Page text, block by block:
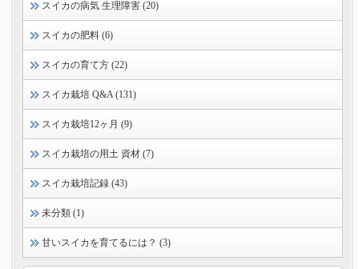
スイカの病気 生理障害 (20)
スイカの肥料 (6)
スイカの育て方 (22)
スイカ栽培 Q&A (131)
スイカ栽培12ヶ月 (9)
スイカ栽培の用土 資材 (7)
スイカ栽培記録 (43)
未分類 (1)
甘いスイカを育てるには？ (3)